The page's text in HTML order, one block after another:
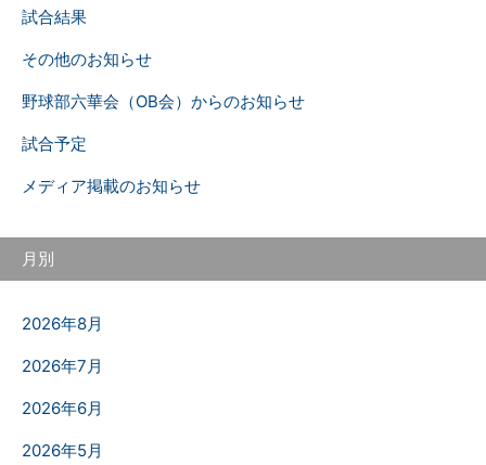
試合結果
その他のお知らせ
野球部六華会（OB会）からのお知らせ
試合予定
メディア掲載のお知らせ
月別
2026年8月
2026年7月
2026年6月
2026年5月